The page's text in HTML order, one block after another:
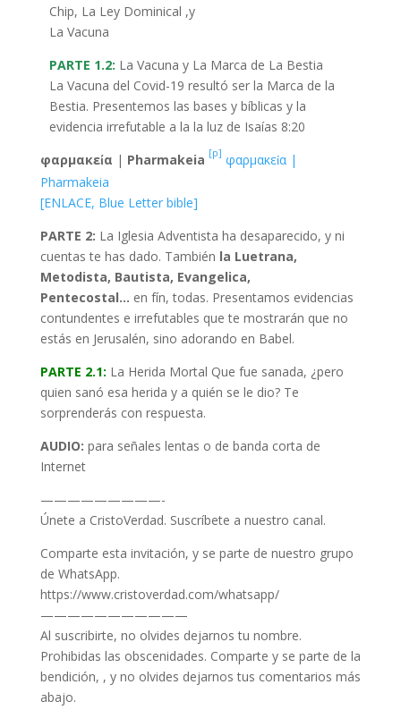
Chip, La Ley Dominical ,y
La Vacuna
PARTE 1.2: La Vacuna y La Marca de La Bestia
La Vacuna del Covid-19 resultó ser la Marca de la
Bestia. Presentemos las bases y bíblicas y la
evidencia irrefutable a la la luz de Isaías 8:20
φαρμακεία | Pharmakeia [p] φαρμακεία |
Pharmakeia
[ENLACE, Blue Letter bible]
PARTE 2: La Iglesia Adventista ha desaparecido, y ni
cuentas te has dado. También la Luetrana,
Metodista, Bautista, Evangelica,
Pentecostal… en fín, todas. Presentamos evidencias
contundentes e irrefutables que te mostrarán que no
estás en Jerusalén, sino adorando en Babel.
PARTE 2.1: La Herida Mortal Que fue sanada, ¿pero
quien sanó esa herida y a quién se le dio? Te
sorprenderás con respuesta.
AUDIO: para señales lentas o de banda corta de
Internet
—————————-
Únete a CristoVerdad. Suscríbete a nuestro canal.
Comparte esta invitación, y se parte de nuestro grupo
de WhatsApp.
https://www.cristoverdad.com/whatsapp/
———————————
Al suscribirte, no olvides dejarnos tu nombre.
Prohibidas las obscenidades. Comparte y se parte de la
bendición, , y no olvides dejarnos tus comentarios más
abajo.